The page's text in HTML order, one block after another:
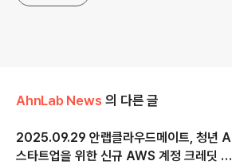
AhnLab News 의 다른 글
2025.09.29 안랩클라우드메이트, 청년 AI
스타트업을 위한 신규 AWS 계정 크레딧 지